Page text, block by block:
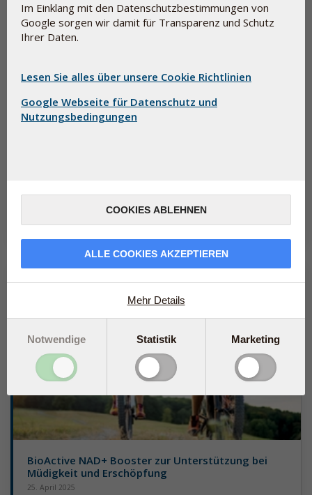
Selen – und das aus gutem Grund. Ein aktueller
Lesen Sie mehr
BioActive NAD+ Booster zur Unterstützung bei
Müdigkeit und Erschöpfung
25. April 2025
Im Einklang mit den Datenschutzbestimmungen von
Google sorgen wir damit für Transparenz und Schutz
Ihrer Daten.
Lesen Sie alles über unsere Cookie Richtlinien
Google Webseite für Datenschutz und
Nutzungsbedingungen
COOKIES ABLEHNEN
ALLE COOKIES AKZEPTIEREN
Mehr Details
Notwendige Statistik Marketing